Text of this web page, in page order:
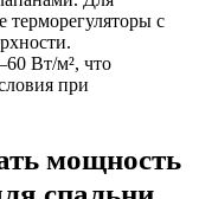
терморегуляторы с
Вт/м², что
при
мощность